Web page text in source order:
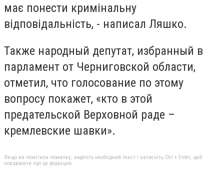
має понести кримінальну
відповідальність, - написал Ляшко.
Также народный депутат, избранный в
парламент от Черниговской области,
отметил, что голосование по этому
вопросу покажет, «кто в этой
предательской Верховной раде –
кремлевские шавки».
Якщо ви помітили помилку, виділіть необхідний текст і натисніть Ctrl + Enter, щоб
повідомити про це редакцію